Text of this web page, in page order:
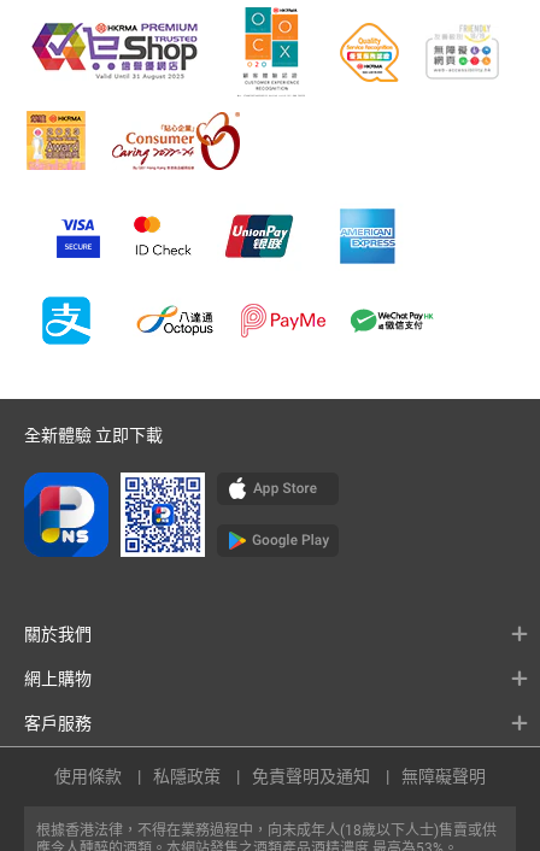
全新體驗 立即下載
關於我們
網上購物
客戶服務
根據香港法律，不得在業務過程中，向未成年人(18歲以下人士)售賣或供
使用條款 私隱政策 免責聲明及通知 無障礙聲明